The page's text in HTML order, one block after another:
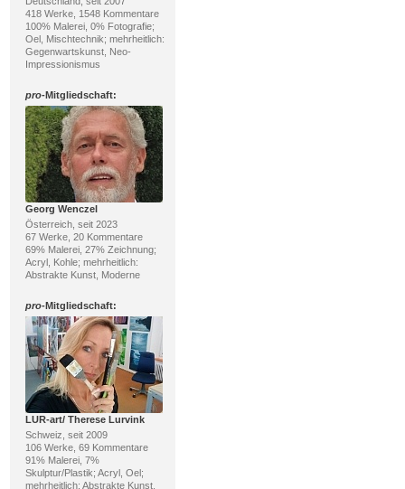
418 Werke, 1548 Kommentare
100% Malerei, 0% Fotografie;
Oel, Mischtechnik; mehrheitlich:
Gegenwartskunst, Neo-
Impressionismus
pro-Mitgliedschaft:
Georg Wenczel
Österreich, seit 2023
67 Werke, 20 Kommentare
69% Malerei, 27% Zeichnung;
Acryl, Kohle; mehrheitlich:
Abstrakte Kunst, Moderne
pro-Mitgliedschaft:
LUR-art/ Therese Lurvink
Schweiz, seit 2009
106 Werke, 69 Kommentare
91% Malerei, 7%
Skulptur/Plastik; Acryl, Oel;
mehrheitlich: Abstrakte Kunst,